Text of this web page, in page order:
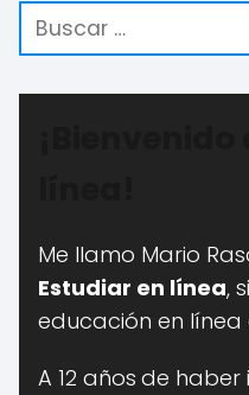
Me llamo Mario
Estudiar en línea,
educación en línea
A 12 años de haber